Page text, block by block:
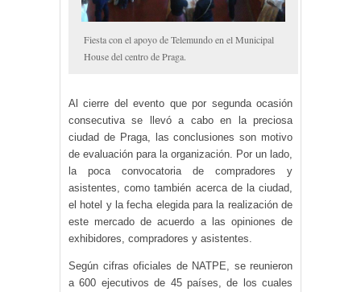
Fiesta con el apoyo de Telemundo en el Municipal
House del centro de Praga.
Al cierre del evento que por segunda ocasión
consecutiva se llevó a cabo en la preciosa
ciudad de Praga, las conclusiones son motivo
de evaluación para la organización. Por un lado,
la poca convocatoria de compradores y
asistentes, como también acerca de la ciudad,
el hotel y la fecha elegida para la realización de
este mercado de acuerdo a las opiniones de
exhibidores, compradores y asistentes.
Según cifras oficiales de NATPE, se reunieron
a 600 ejecutivos de 45 países, de los cuales